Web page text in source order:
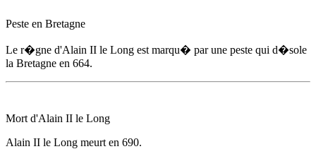
Peste en Bretagne
Le r�gne d'Alain II le Long est marqu� par une peste qui d�sole
la Bretagne en 664.
Mort d'Alain II le Long
Alain II le Long meurt en 690.